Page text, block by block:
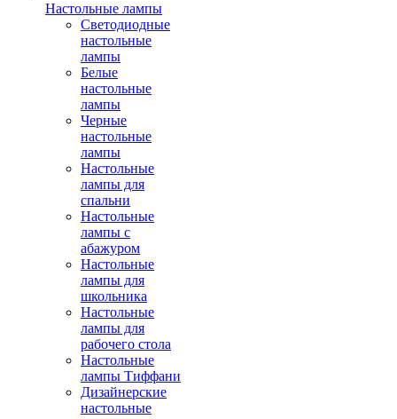
Настольные лампы
Светодиодные
настольные
лампы
Белые
настольные
лампы
Черные
настольные
лампы
Настольные
лампы для
спальни
Настольные
лампы с
абажуром
Настольные
лампы для
школьника
Настольные
лампы для
рабочего стола
Настольные
лампы Тиффани
Дизайнерские
настольные